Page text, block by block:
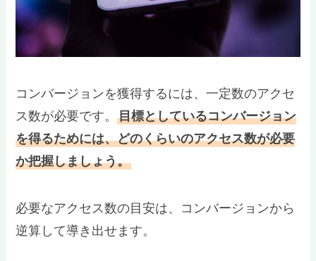
コンバージョンを獲得するには、一定数のアクセ
ス数が必要です。目標としているコンバージョン
を得るためには、どのくらいのアクセス数が必要
か把握しましょう。
必要なアクセス数の目安は、コンバージョンから
逆算して導き出せます。